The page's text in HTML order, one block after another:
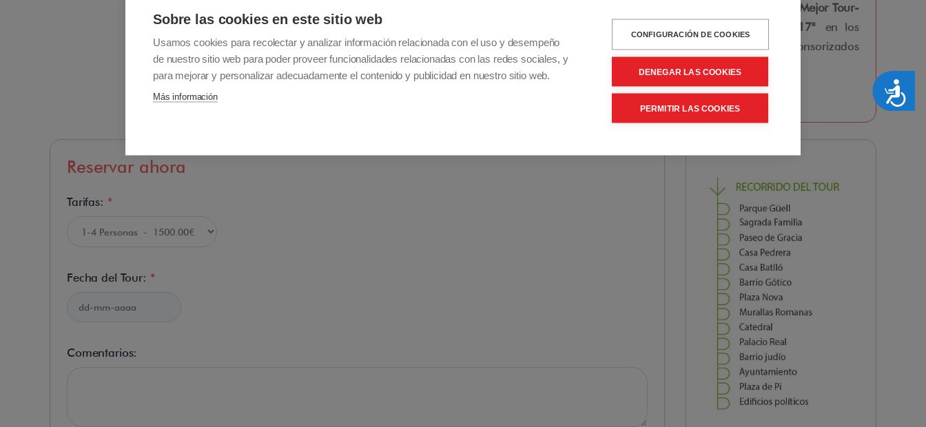
Accesibilidad
"Mejor Tour-
Operador Español especializado en Viajes Accesible 2017"en los
premios de Vacaciones y Agencias Especialistas esponsorizados
porThe luxury Travel Guide.
Reservar ahora
Tarifas: *
Fecha del Tour: *
Comentarios:
Sobre las cookies en este sitio web
Usamos cookies para recolectar y analizar información relacionada con el uso y desempeño
de nuestro sitio web para poder proveer funcionalidades relacionadas con las redes sociales, y
para mejorar y personalizar adecuadamente el contenido y publicidad en nuestro sitio web.
Más información
CONFIGURACIÓN DE COOKIES
DENEGAR LAS COOKIES
PERMITIR LAS COOKIES